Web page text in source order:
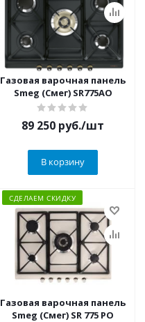
Газовая варочная панель
Smeg (Смег) SR775AO
89 250 руб./шт
В корзину
СДЕЛАЕМ СКИДКУ
Газовая варочная панель
Smeg (Смег) SR 775 PO